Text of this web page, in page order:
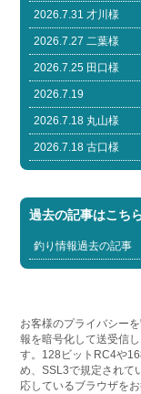
2026.7.31 才川様
2026.7.27 二葉様
2026.7.25 田口様
2026.7.19
2026.7.18 丸山様
2026.7.18 古口様
過去の記事はこち
釣り情報過去の記事
お客様のプライバシー
報を暗号化して送受信
す。128ビットRC4や
め、SSL3で規定されて
応しているブラウザを